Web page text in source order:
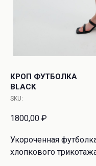
КРОП ФУТБОЛКА
BLACK
SKU:
1800,00 ₽
Укороченная
хлопкового